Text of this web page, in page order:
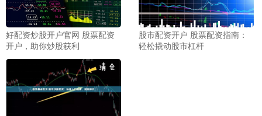
好配资炒股开户官网 股票配资
开户，助你炒股获利
股市配资开户 股票配资指南：
轻松撬动股市杠杆